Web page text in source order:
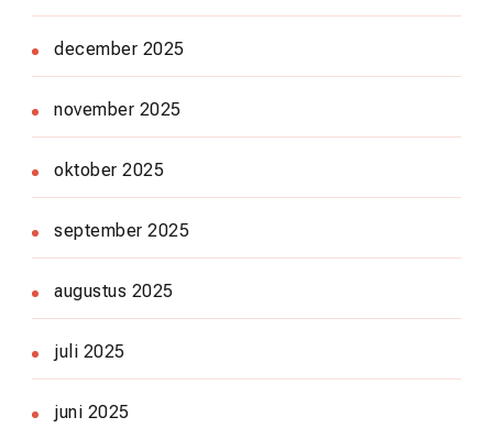
december 2025
november 2025
oktober 2025
september 2025
augustus 2025
juli 2025
juni 2025